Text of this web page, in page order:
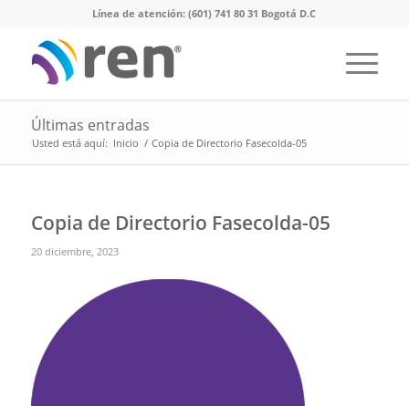
Línea de atención: (601) 741 80 31 Bogotá D.C
Últimas entradas
Usted está aquí: Inicio / Copia de Directorio Fasecolda-05
Copia de Directorio Fasecolda-05
20 diciembre, 2023